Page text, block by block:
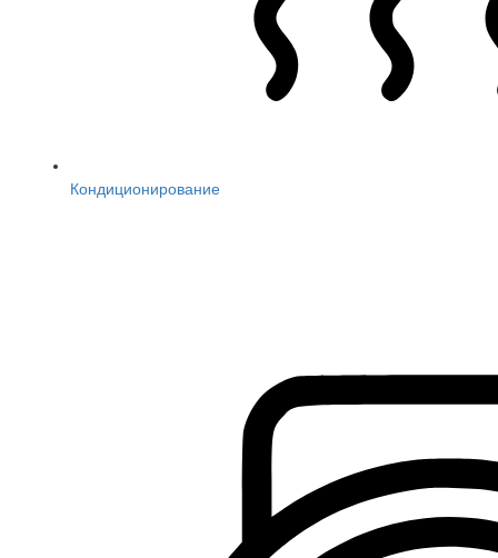
Кондиционирование